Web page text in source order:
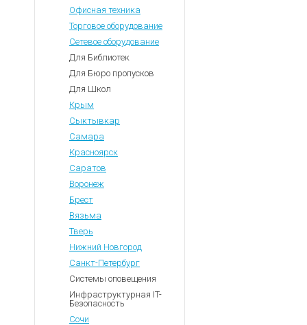
Офисная техника
Торговое оборудование
Сетевое оборудование
Для Библиотек
Для Бюро пропусков
Для Школ
Крым
Сыктывкар
Самара
Красноярск
Саратов
Воронеж
Брест
Вязьма
Тверь
Нижний Новгород
Санкт-Петербург
Системы оповещения
Инфраструктурная IT-
Безопасность
Сочи